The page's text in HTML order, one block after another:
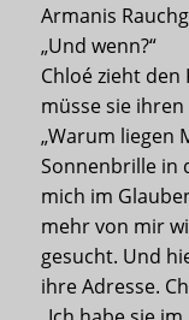
Armanis
„Und wenn?“
Chloé zieht den
müsse sie
„Warum liegen
Sonnenbrille in
mich im
mehr von mir
gesucht. Und
ihre Adresse.